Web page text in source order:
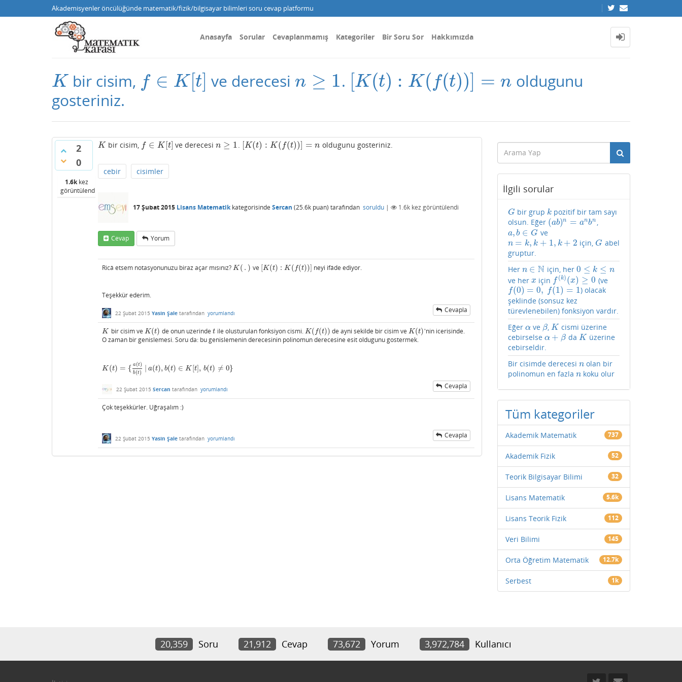
Akademisyenler öncülüğünde matematik/fizik/bilgisayar bilimleri soru cevap platformu
Anasayfa Sorular Cevaplanmamış Kategoriler Bir Soru Sor Hakkımızda
K
K bir cisim, f ∈ K [t]
f∈K t] ve derecesin ≥ 1
n≥ 1 . [K (t) : K ( f(t))] = n
K(t):K f( t))]= n
oldugunu
gosteriniz.
2
0
1.6kkez
görüntülendi
K
K bir cisim, f ∈ K[t]
f∈K t] ve derecesin ≥ 1
n≥1 . [K(t) : K( f(t))] = n
K(t):K f( t))]= n oldugunu gosteriniz.
cebir cisimler
17 Şubat 2015 Lisans Matematikkategorisinde Sercan (25.6k puan) tarafından soruldu | 1.6k kez görüntülendi
Cevap Yorum
Ricâ etsem notasyonunuzu biraz açar mısınız? K( . )
K(.) ve [K(t) : K( f(t))]
K(t):K( f( t))] neyi ifâde ediyor.
Teşekkür ederim.
22 Şubat 2015 Yasin Şale tarafından yorumlandı Cevapla
K
K bir cisim ve K(t)
K(t) de onun uzerindet
t ile olusturulan fonksiyon cismi. K( f(t))
K(f( t)) de ayni sekilde bir cisim ve K(t)
K(t)
'nin icerisinde.
O zaman bir genislemesi. Soru da: bu genislemenin derecesinin polinomun derecesine esit oldugunu gostermek.
K (t) = { a(t)
b(t)
a(t), b(t) ∈ K [t], b(t) ≠ 0}
K(t)={ a(t b (t)|a ),b(t)∈K[t] b( )≠0 }
22 Şubat 2015 Sercan tarafından yorumlandı Cevapla
Çok teşekkürler. Uğraşalım :)
22 Şubat 2015 Yasin Şale tarafından yorumlandı Cevapla
İlgili sorular
G
G bir grup k
kpozitif bir tam sayı
olsun. Eğer (ab)n = anbn
(ab)n= an bn ,
a, b ∈ G
a,b∈G ve
n = k, k + 1, k + 2
n=k,k +1 ,k +2 için, G
G abel
gruptur.
Her n ∈ N
n∈N için, her 0 ≤ k ≤ n
0≤k≤ n
ve her x
x için f (k) (x) ≥ 0
f(k)(x)≥0 (ve
f(0) = 0, f(1) = 1
f(0)=0 , f( 1)= 1
) olacak
şeklinde (sonsuz kez
türevlenebilen) fonksiyon vardır.
Eğer α
αve β
β K
K cismi üzerine
cebirselse α + β
α+β da K
K
üzerine
cebirseldir.
Bir cisimde derecesi n
n olan bir
polinomun en fazla n
n koku olur
Tüm kategoriler
Akademik Matematik 737
Akademik Fizik 52
Teorik Bilgisayar Bilimi 32
Lisans Matematik 5.6k
Lisans Teorik Fizik 112
Veri Bilimi 145
Orta Öğretim Matematik 12.7k
Serbest 1k
20,359 Soru 21,912 Cevap 73,672 Yorum 3,972,784 Kullanıcı